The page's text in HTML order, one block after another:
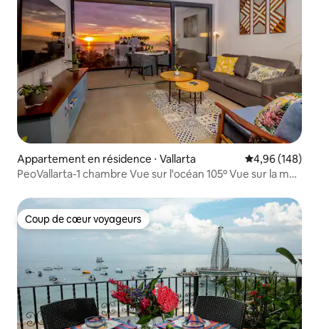
Appartement en résidence ⋅ Vallarta Évaluation
4,96 (148)
PeoVallarta-1 chambre Vue sur l'océan 105º Vue sur la mer
Coup de cœur voyageurs
Coup de cœur voyageurs